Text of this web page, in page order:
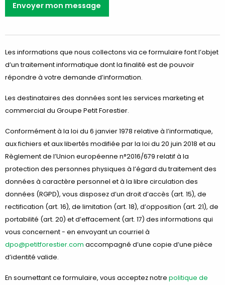
Envoyer mon message
Les informations que nous collectons via ce formulaire font l’objet
d’un traitement informatique dont la finalité est de pouvoir
répondre à votre demande d’information.
Les destinataires des données sont les services marketing et
commercial du Groupe Petit Forestier.
Conformément à la loi du 6 janvier 1978 relative à l’informatique,
aux fichiers et aux libertés modifiée par la loi du 20 juin 2018 et au
Règlement de l’Union européenne n°2016/679 relatif à la
protection des personnes physiques à l’égard du traitement des
données à caractère personnel et à la libre circulation des
données (RGPD), vous disposez d’un droit d’accès (art. 15), de
rectification (art. 16), de limitation (art. 18), d’opposition (art. 21), de
portabilité (art. 20) et d’effacement (art. 17) des informations qui
vous concernent - en envoyant un courriel à
dpo@petitforestier.com accompagné d’une copie d’une pièce
d’identité valide.
En soumettant ce formulaire, vous acceptez notre politique de